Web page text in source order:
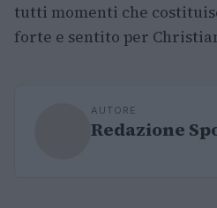
tutti momenti che
forte e sentito per
AUTORE
Redazione